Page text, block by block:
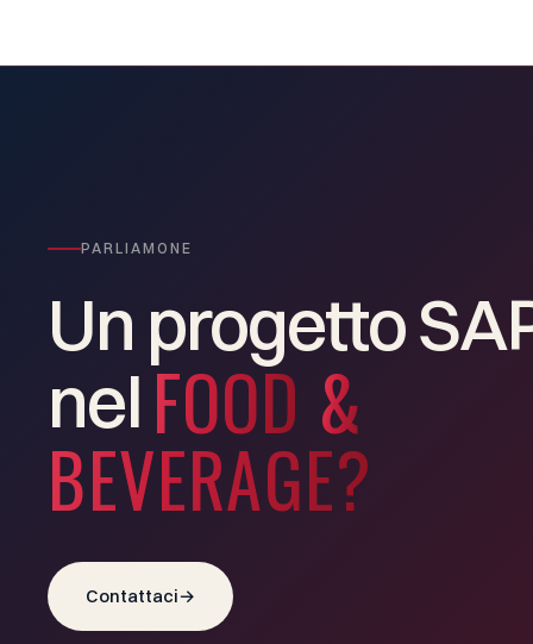
PARLIAMONE
Un progetto
nelFOOD &
BEVERAGE?
Contattaci→